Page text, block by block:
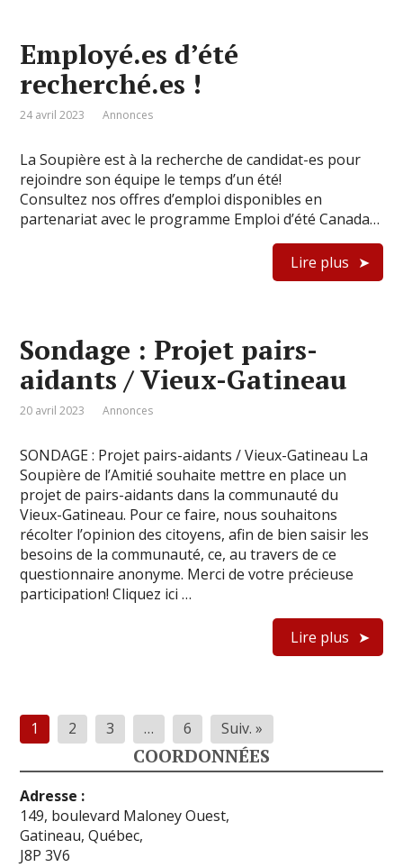
Employé.es d’été
recherché.es !
24 avril 2023 Annonces
La Soupière est à la recherche de candidat-es pour
rejoindre son équipe le temps d’un été!
Consultez nos offres d’emploi disponibles en
partenariat avec le programme Emploi d’été Canada…
Lire plus
Sondage : Projet pairs-
aidants / Vieux-Gatineau
20 avril 2023 Annonces
SONDAGE : Projet pairs-aidants / Vieux-Gatineau La
Soupière de l’Amitié souhaite mettre en place un
projet de pairs-aidants dans la communauté du
Vieux-Gatineau. Pour ce faire, nous souhaitons
récolter l’opinion des citoyens, afin de bien saisir les
besoins de la communauté, ce, au travers de ce
questionnaire anonyme. Merci de votre précieuse
participation! Cliquez ici …
Lire plus
Pagination
des
publications
1 2 3 … 6 Suiv. »
COORDONNÉES
Adresse :
149, boulevard Maloney Ouest,
Gatineau, Québec,
J8P 3V6